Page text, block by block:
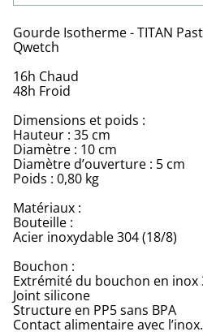
Gourde Isotherme - TITAN
Qwetch
16h Chaud
48h Froid
Dimensions et poids :
Hauteur : 35 cm
Diamètre : 10 cm
Diamètre d’ouverture : 5 cm
Poids : 0,80 kg
Matériaux :
Bouteille :
Acier inoxydable 304 (18/8)
Bouchon :
Extrémité du bouchon en inox
Joint silicone
Structure en PP5 sans BPA
Contact alimentaire avec l’inox.